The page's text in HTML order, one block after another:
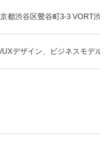
都渋谷区鶯谷町3-3 VORT渋谷
UXデザイン、ビジネスモデル